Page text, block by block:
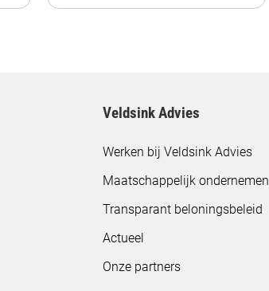
Veldsink Advies
Werken bij Veldsink Advies
Maatschappelijk ondernemen
Transparant beloningsbeleid
Actueel
Onze partners